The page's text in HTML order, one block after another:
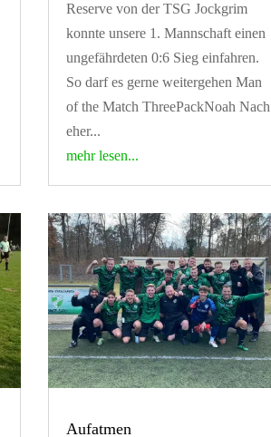
Reserve von der TSG Jockgrim
konnte unsere 1. Mannschaft einen
ungefährdeten 0:6 Sieg einfahren.
So darf es gerne weitergehen Man
of the Match ThreePackNoah Nach
eher...
mehr lesen...
Aufatmen